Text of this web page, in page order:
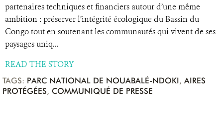
partenaires techniques et financiers autour d’une même
ambition : préserver l’intégrité écologique du Bassin du
Congo tout en soutenant les communautés qui vivent de ses
paysages uniq...
READ THE STORY
TAGS: PARC NATIONAL DE NOUABALÉ-NDOKI, AIRES
PROTÉGÉES, COMMUNIQUÉ DE PRESSE